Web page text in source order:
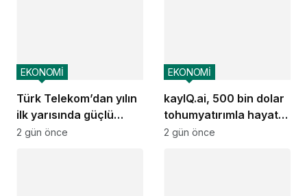
Türk Telekom’dan yılın
ilk yarısında güçlü
performans
EKONOMİ
2 gün önce
kayIQ.ai, 500 bin dolar
tohumyatırımla hayata
geçti
EKONOMİ
2 gün önce